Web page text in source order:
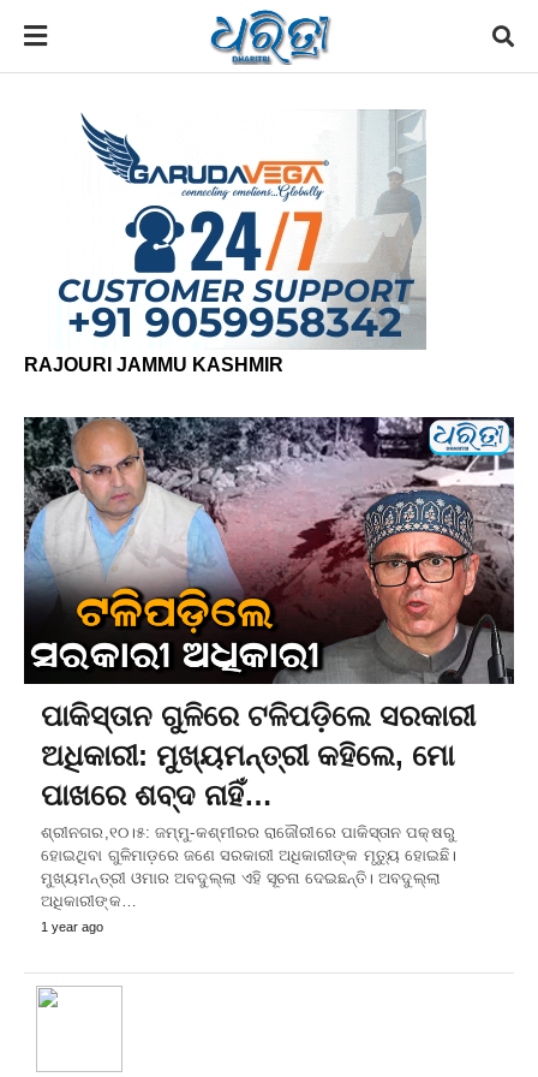
RAJOURI JAMMU KASHMIR
ପାକିସ୍ତାନ ଗୁଳିରେ ଟଳିପଡ଼ିଲେ ସରକାରୀ
ଅଧିକାରୀ: ମୁଖ୍ୟମନ୍ତ୍ରୀ କହିଲେ, ମୋ
ପାଖରେ ଶବ୍ଦ ନାହିଁ…
ଶ୍ରୀନଗର,୧୦।୫: ଜମ୍ମୁ-କଶ୍ମୀରର ରାଜୌରୀରେ ପାକିସ୍ତାନ ପକ୍ଷରୁ
ହୋଇଥିବା ଗୁଳିମାଡ଼ରେ ଜଣେ ସରକାରୀ ଅଧିକାରୀଙ୍କ ମୃତ୍ୟୁ ହୋଇଛି।
ମୁଖ୍ୟମନ୍ତ୍ରୀ ଓମାର ଅବଦୁଲ୍ଲା ଏହି ସୂଚନା ଦେଇଛନ୍ତି। ଅବଦୁଲ୍ଲା
ଅଧିକାରୀଙ୍କ…
1 year ago